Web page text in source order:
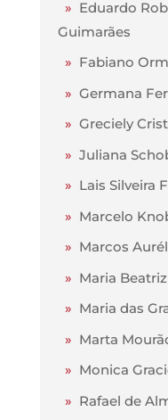
» Eduardo
Guimarães
» Fabiano
» Germana
» Greciely
» Juliana
» Lais Silveira
» Marcelo
» Marcos
» Maria
» Maria das
» Marta
» Monica
» Rafael de